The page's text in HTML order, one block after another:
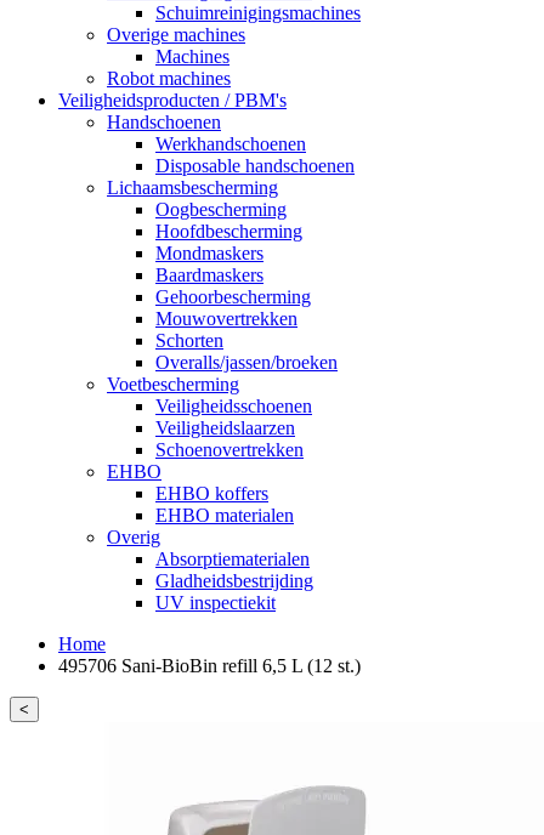
Schuimreinigingsmachines
Overige machines
Machines
Robot machines
Veiligheidsproducten / PBM's
Handschoenen
Werkhandschoenen
Disposable handschoenen
Lichaamsbescherming
Oogbescherming
Hoofdbescherming
Mondmaskers
Baardmaskers
Gehoorbescherming
Mouwovertrekken
Schorten
Overalls/jassen/broeken
Voetbescherming
Veiligheidsschoenen
Veiligheidslaarzen
Schoenovertrekken
EHBO
EHBO koffers
EHBO materialen
Overig
Absorptiematerialen
Gladheidsbestrijding
UV inspectiekit
Home
495706 Sani-BioBin refill 6,5 L (12 st.)
<